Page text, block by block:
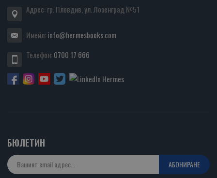
Адрес: гр. Пловдив, ул. Лозенград №51
Имейл:info@hermesbooks.com
Телефон:0700 17 666
БЮЛЕТИН
АБОНИРАНЕ